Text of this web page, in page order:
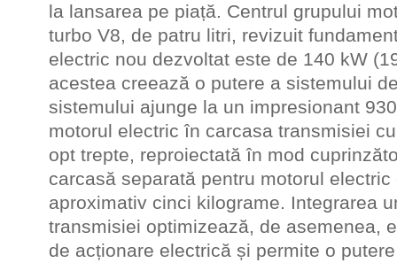
la lansarea pe piață. Centrul grupului
turbo V8, de patru litri, revizuit
electric nou dezvoltat este de 140 kW
acestea creează o putere a sistemului
sistemului ajunge la un impresionant
motorul electric în carcasa transmisiei
opt trepte, reproiectată în mod
carcasă separată pentru motorul
aproximativ cinci kilograme. Integrarea
transmisiei optimizează, de asemenea,
de acționare electrică și permite o